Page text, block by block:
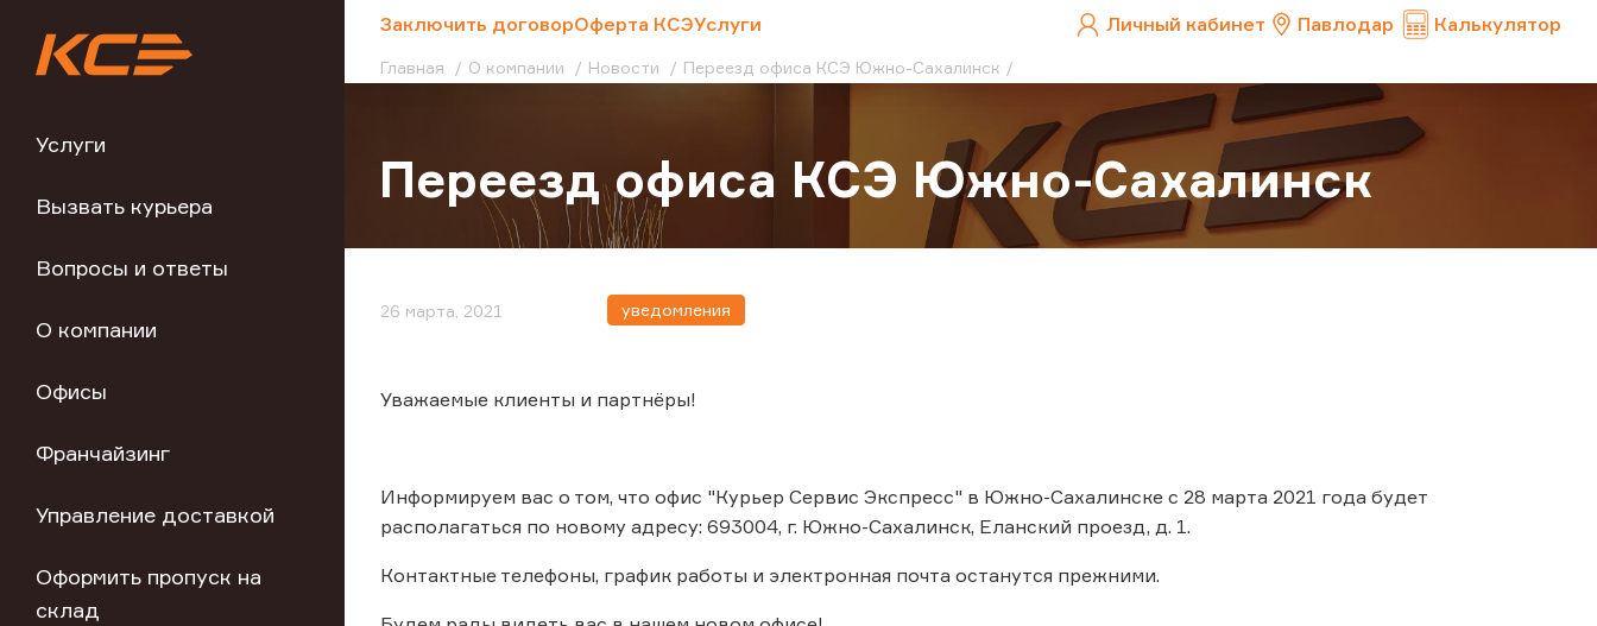
Услуги
Вызвать курьера
Вопросы и ответы
О компании
Офисы
Франчайзинг
Управление доставкой
Оформить пропуск на
склад
Заключить договорОферта КСЭУслуги Личный кабинет Павлодар Калькулятор
Главная О компании Новости Переезд офиса КСЭ Южно-Сахалинск
Переезд офиса КСЭ Южно-Сахалинск
26 марта, 2021 уведомления
Уважаемые клиенты и партнёры!
Информируем вас о том, что офис "Курьер Сервис Экспресс" в Южно-Сахалинске с 28 марта 2021 года будет
располагаться по новому адресу: 693004, г. Южно-Сахалинск, Еланский проезд, д. 1.
Контактные телефоны, график работы и электронная почта останутся прежними.